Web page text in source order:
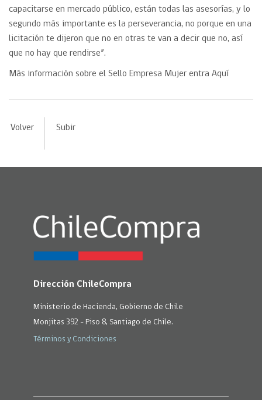
capacitarse en mercado público, están todas las asesorías, y lo
segundo más importante es la perseverancia, no porque en una
licitación te dijeron que no en otras te van a decir que no, así
que no hay que rendirse”.
Más información sobre el Sello Empresa Mujer entra Aquí
Volver Subir
Dirección ChileCompra
Ministerio de Hacienda, Gobierno de Chile
Monjitas 392 - Piso 8, Santiago de Chile.
Términos y Condiciones